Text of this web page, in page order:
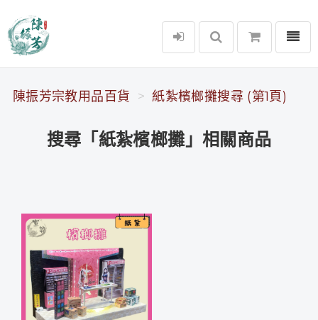
陳振芳宗教用品百貨
選單
陳振芳宗教用品百貨 紙紮檳榔攤搜尋 (第1頁)
搜尋「紙紮檳榔攤」相關商品